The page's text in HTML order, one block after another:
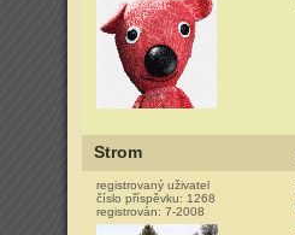
Strom
registrovaný uživatel
číslo příspěvku: 1268
registrován: 7-2008